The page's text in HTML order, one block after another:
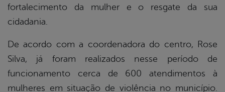
fortalecimento da mulher e o resgate da sua
cidadania.
De acordo com a coordenadora do centro, Rose
Silva, já foram realizados nesse período de
funcionamento cerca de 600 atendimentos à
mulheres em situação de violência no município.